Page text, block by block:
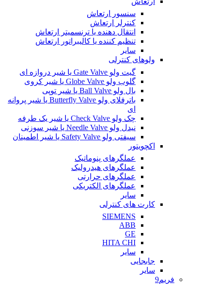
سنسور ارتعاش
کنترلر ارتعاش
انتقال دهنده یا ترنسمیتر ارتعاش
تنظیم کننده یا کالیبراتور ارتعاش
سایر
ولوهای کنترلی
گیت ولو Gate Valve یا شیر دروازه ای
گلوب ولو Globe Valve یا شیر کروی
بال ولو Ball Valve یا شیر توپی
باترفلای ولو Butterfly Valve یا شیر پروانه
ای
چک ولو Check Valve یا شیر یک طرفه
نیدل ولو Needle Valve یا شیر سوزنی
سیفتی ولو Safety Valve یا شیر اطمینان
اکچویتور
عملگرهای پنوماتیک
عملگرهای هیدرولیک
عملگرهای حرارتی
عملگرهای الکتریکی
سایر
کارت های کنترلی
SIEMENS
ABB
GE
HITA CHI
سایر
جابجایی
سایر
فریم9